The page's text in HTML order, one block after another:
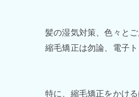
髪の湿気対策、色々とご
縮毛矯正は勿論、電子
特に、縮毛矯正をかけ